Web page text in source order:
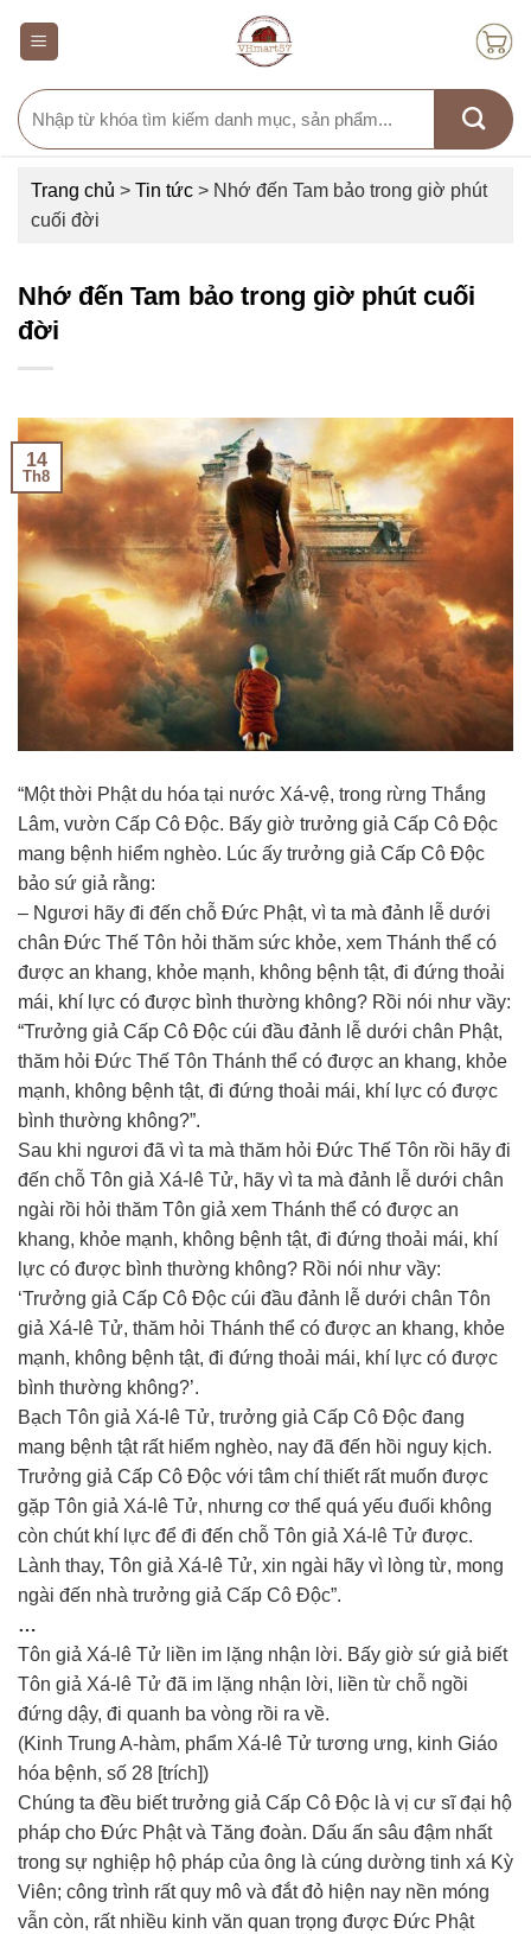
Search
for:
Trang chủ > Tin tức > Nhớ đến Tam bảo trong giờ phút
cuối đời
Nhớ đến Tam bảo trong giờ phút cuối
đời
14
Th8
“Một thời Phật du hóa tại nước Xá-vệ, trong rừng Thắng
Lâm, vườn Cấp Cô Độc. Bấy giờ trưởng giả Cấp Cô Độc
mang bệnh hiểm nghèo. Lúc ấy trưởng giả Cấp Cô Độc
bảo sứ giả rằng:
– Ngươi hãy đi đến chỗ Đức Phật, vì ta mà đảnh lễ dưới
chân Đức Thế Tôn hỏi thăm sức khỏe, xem Thánh thể có
được an khang, khỏe mạnh, không bệnh tật, đi đứng thoải
mái, khí lực có được bình thường không? Rồi nói như vầy:
“Trưởng giả Cấp Cô Độc cúi đầu đảnh lễ dưới chân Phật,
thăm hỏi Đức Thế Tôn Thánh thể có được an khang, khỏe
mạnh, không bệnh tật, đi đứng thoải mái, khí lực có được
bình thường không?”.
Sau khi ngươi đã vì ta mà thăm hỏi Đức Thế Tôn rồi hãy đi
đến chỗ Tôn giả Xá-lê Tử, hãy vì ta mà đảnh lễ dưới chân
ngài rồi hỏi thăm Tôn giả xem Thánh thể có được an
khang, khỏe mạnh, không bệnh tật, đi đứng thoải mái, khí
lực có được bình thường không? Rồi nói như vầy:
‘Trưởng giả Cấp Cô Độc cúi đầu đảnh lễ dưới chân Tôn
giả Xá-lê Tử, thăm hỏi Thánh thể có được an khang, khỏe
mạnh, không bệnh tật, đi đứng thoải mái, khí lực có được
bình thường không?’.
Bạch Tôn giả Xá-lê Tử, trưởng giả Cấp Cô Độc đang
mang bệnh tật rất hiểm nghèo, nay đã đến hồi nguy kịch.
Trưởng giả Cấp Cô Độc với tâm chí thiết rất muốn được
gặp Tôn giả Xá-lê Tử, nhưng cơ thể quá yếu đuối không
còn chút khí lực để đi đến chỗ Tôn giả Xá-lê Tử được.
Lành thay, Tôn giả Xá-lê Tử, xin ngài hãy vì lòng từ, mong
ngài đến nhà trưởng giả Cấp Cô Độc”.
…
Tôn giả Xá-lê Tử liền im lặng nhận lời. Bấy giờ sứ giả biết
Tôn giả Xá-lê Tử đã im lặng nhận lời, liền từ chỗ ngồi
đứng dậy, đi quanh ba vòng rồi ra về.
(Kinh Trung A-hàm, phẩm Xá-lê Tử tương ưng, kinh Giáo
hóa bệnh, số 28 [trích])
Chúng ta đều biết trưởng giả Cấp Cô Độc là vị cư sĩ đại hộ
pháp cho Đức Phật và Tăng đoàn. Dấu ấn sâu đậm nhất
trong sự nghiệp hộ pháp của ông là cúng dường tinh xá Kỳ
Viên; công trình rất quy mô và đắt đỏ hiện nay nền móng
vẫn còn, rất nhiều kinh văn quan trọng được Đức Phật